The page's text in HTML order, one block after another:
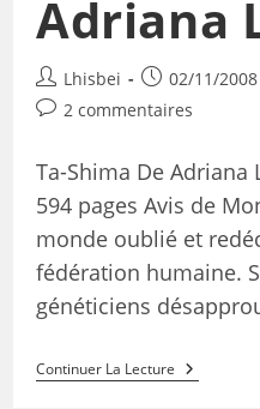
Adriana
Lhisbei 02/11/2008
2 commentaires
Ta-Shima De Adriana
594 pages Avis de
monde oublié et
fédération humaine.
généticiens
Continuer La Lecture